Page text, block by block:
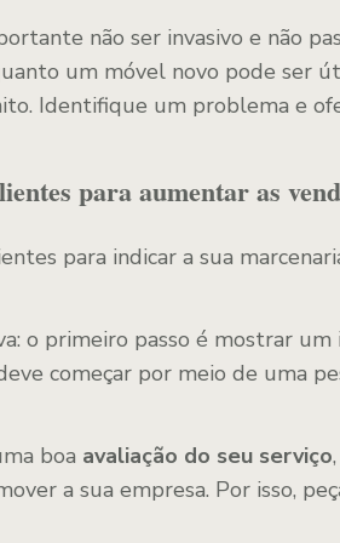
não ser invasivo e não
um móvel novo pode ser
Identifique um problema e
para aumentar as
para indicar a sua
o primeiro passo é mostrar
começar por meio de uma
boa avaliação do seu serviço
a sua empresa. Por isso,